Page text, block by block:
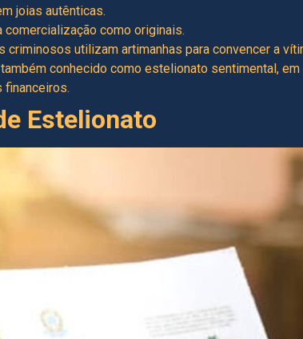
joias autênticas.
comercialização como originais.
criminosos utilizam artimanhas para convencer a
conhecido como estelionato sentimental,
Estelionato